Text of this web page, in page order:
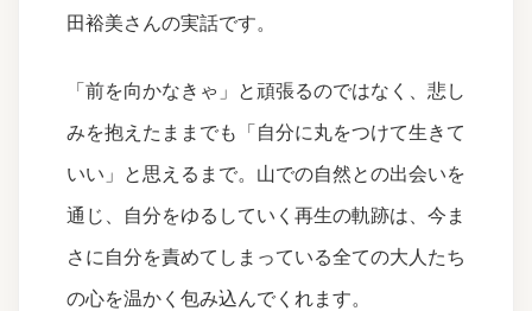
田裕美さんの実話です。
「前を向かなきゃ」と頑張るのではなく、悲し
みを抱えたままでも「自分に丸をつけて生きて
いい」と思えるまで。山での自然との出会いを
通じ、自分をゆるしていく再生の軌跡は、今ま
さに自分を責めてしまっている全ての大人たち
の心を温かく包み込んでくれます。